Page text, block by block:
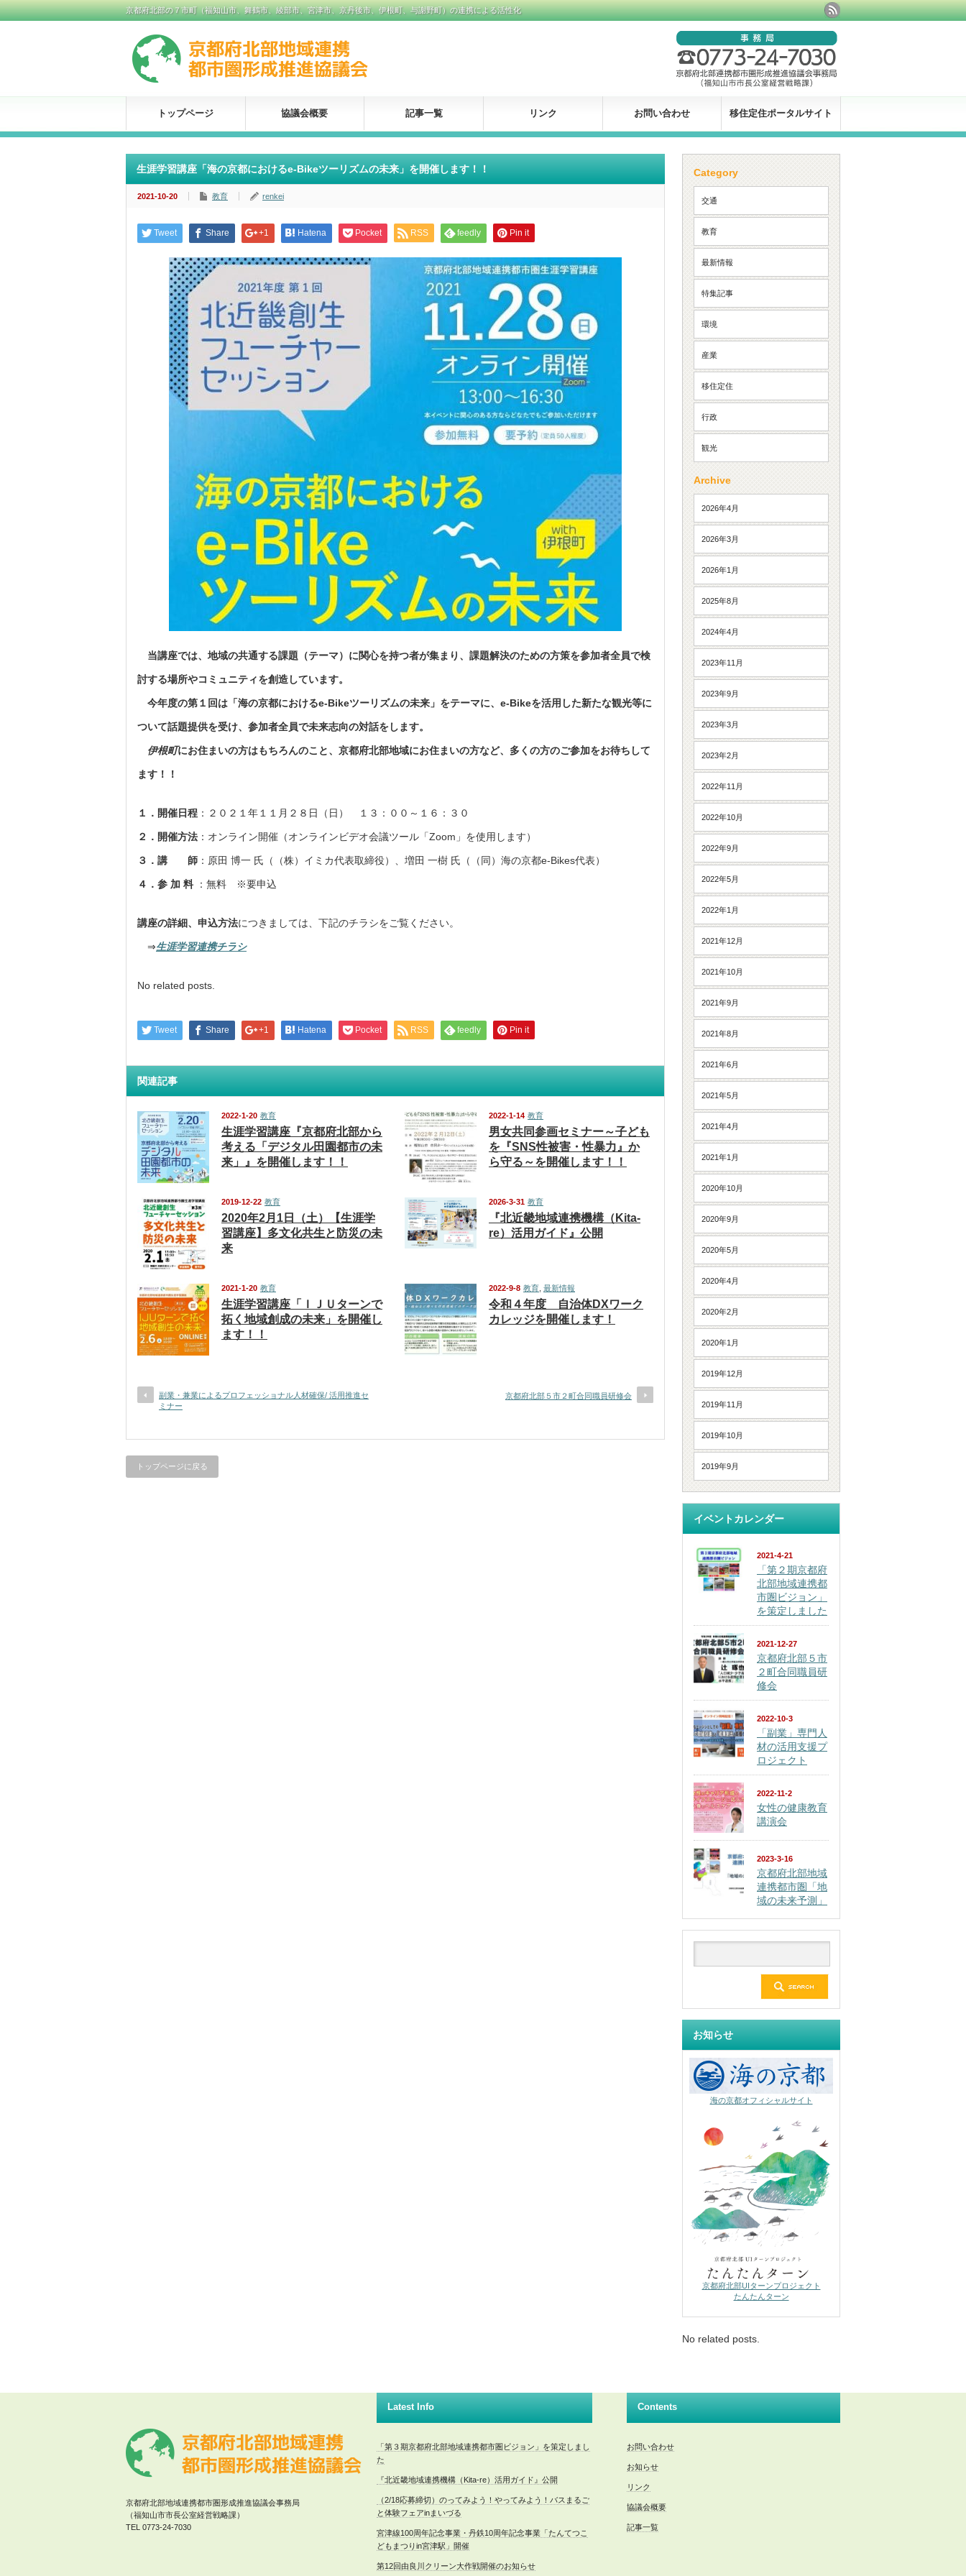
京都府北部の７市町（福知山市、舞鶴市、綾部市、宮津市、京丹後市、伊根町、与謝野町）の連携による活性化
トップページ 協議会概要 記事一覧 リンク お問い合わせ 移住定住ポータルサイト
生涯学習講座「海の京都におけるe-Bikeツーリズムの未来」を開催します！！
2021-10-20 教育 renkei
Tweet Share +1 Hatena Pocket RSS feedly Pin it
当講座では、地域の共通する課題（テーマ）に関心を持つ者が集まり、課題解決のための方策を参加者全員で検
討する場所やコミュニティを創造しています。
今年度の第１回は「海の京都におけるe-Bikeツーリズムの未来」をテーマに、e-Bikeを活用した新たな観光等に
ついて話題提供を受け、参加者全員で未来志向の対話をします。
伊根町にお住まいの方はもちろんのこと、京都府北部地域にお住まいの方など、多くの方のご参加をお待ちして
ます！！
１．開催日程 ：２０２１年１１月２８日（日） １３：００～１６：３０
２．開催方法 ：オンライン開催（オンラインビデオ会議ツール「Zoom」を使用します）
３．講 師 ：原田 博一 氏（（株）イミカ代表取締役）、増田 一樹 氏（（同）海の京都e-Bikes代表）
４．参 加 料 ：無料 ※要申込
講座の詳細、申込方法につきましては、下記のチラシをご覧ください。
⇒生涯学習連携チラシ
No related posts.
Tweet Share +1 Hatena Pocket RSS feedly Pin it
関連記事
2022-1-20 教育
生涯学習講座『京都府北部から
考える「デジタル田園都市の未
来」』を開催します！！
2022-1-14 教育
男女共同参画セミナー～子ども
を『SNS性被害・性暴力』か
ら守る～を開催します！！
2019-12-22 教育
2020年2月1日（土）【生涯学
習講座】多文化共生と防災の未
来
2026-3-31 教育
『北近畿地域連携機構（Kita-
re）活用ガイド』公開
2021-1-20 教育
生涯学習講座「ＩＪＵターンで
拓く地域創成の未来」を開催し
ます！！
2022-9-8 教育 最新情報
令和４年度 自治体DXワーク
カレッジを開催します！
副業・兼業によるプロフェッショナル人材確保/ 活用推進セ
ミナー
京都府北部５市２町合同職員研修会
トップページに戻る
Category
交通
教育
最新情報
特集記事
環境
産業
移住定住
行政
観光
Archive
2026年4月
2026年3月
2026年1月
2025年8月
2024年4月
2023年11月
2023年9月
2023年3月
2023年2月
2022年11月
2022年10月
2022年9月
2022年5月
2022年1月
2021年12月
2021年10月
2021年9月
2021年8月
2021年6月
2021年5月
2021年4月
2021年1月
2020年10月
2020年9月
2020年5月
2020年4月
2020年2月
2020年1月
2019年12月
2019年11月
2019年10月
2019年9月
イベントカレンダー
2021-4-21
「第２期京都府
北部地域連携都
市圏ビジョン」
を策定しました
2021-12-27
京都府北部５市
２町合同職員研
修会
2022-10-3
「副業」専門人
材の活用支援プ
ロジェクト
2022-11-2
女性の健康教育
講演会
2023-3-16
京都府北部地域
連携都市圏「地
域の未来予測」
お知らせ
海の京都オフィシャルサイト
京都府北部UIターンプロジェクト
たんたんターン
No related posts.
Latest Info
「第３期京都府北部地域連携都市圏ビジョン」を策定しまし
た
『北近畿地域連携機構（Kita-re）活用ガイド』公開
（2/18応募締切）のってみよう！やってみよう！バスまるご
と体験フェアinまいづる
宮津線100周年記念事業・丹鉄10周年記念事業「たんてつこ
どもまつりin宮津駅」開催
第12回由良川クリーン大作戦開催のお知らせ
Contents
お問い合わせ
お知らせ
リンク
協議会概要
記事一覧
京都府北部地域連携都市圏形成推進協議会事務局
（福知山市市長公室経営戦略課）
TEL 0773‐24-7030